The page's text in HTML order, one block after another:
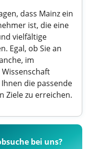
dass Mainz ein
ist, die eine
vielfältige
Egal, ob Sie an
im
die passende
Ziele zu erreichen.
bei uns?